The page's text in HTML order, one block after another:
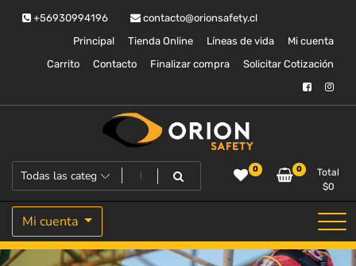
+56930994196
contacto@orionsafety.cl
Principal
Tienda Online Líneas de vida
Mi cuenta
Carrito
Contacto Finalizar compra Solicitar Cotización
Orion Safety
Equipos de proteccion personal 0 0
Total
$0
Mi cuenta